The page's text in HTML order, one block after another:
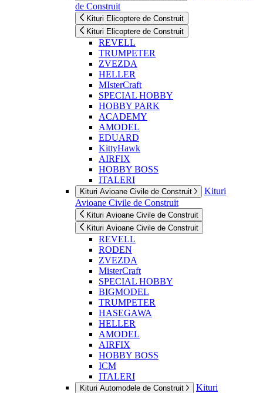
de Construit
Kituri Elicoptere de Construit
Kituri Elicoptere de Construit
REVELL
TRUMPETER
ZVEZDA
HELLER
MIsterCraft
SPECIAL HOBBY
HOBBY PARK
ACADEMY
AMODEL
EDUARD
KittyHawk
AIRFIX
HOBBY BOSS
ITALERI
Kituri Avioane Civile de Construit
Kituri
Avioane Civile de Construit
Kituri Avioane Civile de Construit
Kituri Avioane Civile de Construit
REVELL
RODEN
ZVEZDA
MisterCraft
SPECIAL HOBBY
BIGMODEL
TRUMPETER
HASEGAWA
HELLER
AMODEL
AIRFIX
HOBBY BOSS
ICM
ITALERI
Kituri Automodele de Construit
Kituri